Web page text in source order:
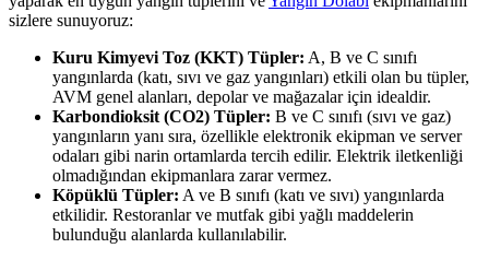
sizlere sunuyoruz:
Kuru Kimyevi Toz (KKT) Tüpler: A, B ve C sınıfı
yangınlarda (katı, sıvı ve gaz yangınları) etkili olan bu tüpler,
AVM genel alanları, depolar ve mağazalar için idealdir.
Karbondioksit (CO2) Tüpler: B ve C sınıfı (sıvı ve gaz)
yangınların yanı sıra, özellikle elektronik ekipman ve server
odaları gibi narin ortamlarda tercih edilir. Elektrik iletkenliği
olmadığından ekipmanlara zarar vermez.
Köpüklü Tüpler: A ve B sınıfı (katı ve sıvı) yangınlarda
etkilidir. Restoranlar ve mutfak gibi yağlı maddelerin
bulunduğu alanlarda kullanılabilir.